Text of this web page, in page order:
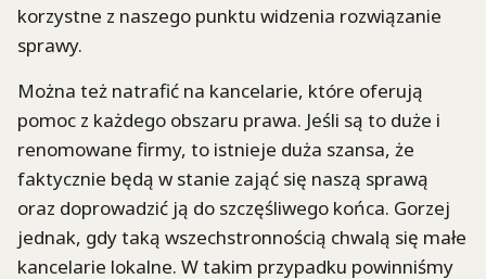
korzystne z naszego punktu widzenia rozwiązanie
sprawy.
Można też natrafić na kancelarie, które oferują
pomoc z każdego obszaru prawa. Jeśli są to duże i
renomowane firmy, to istnieje duża szansa, że
faktycznie będą w stanie zająć się naszą sprawą
oraz doprowadzić ją do szczęśliwego końca. Gorzej
jednak, gdy taką wszechstronnością chwalą się małe
kancelarie lokalne. W takim przypadku powinniśmy